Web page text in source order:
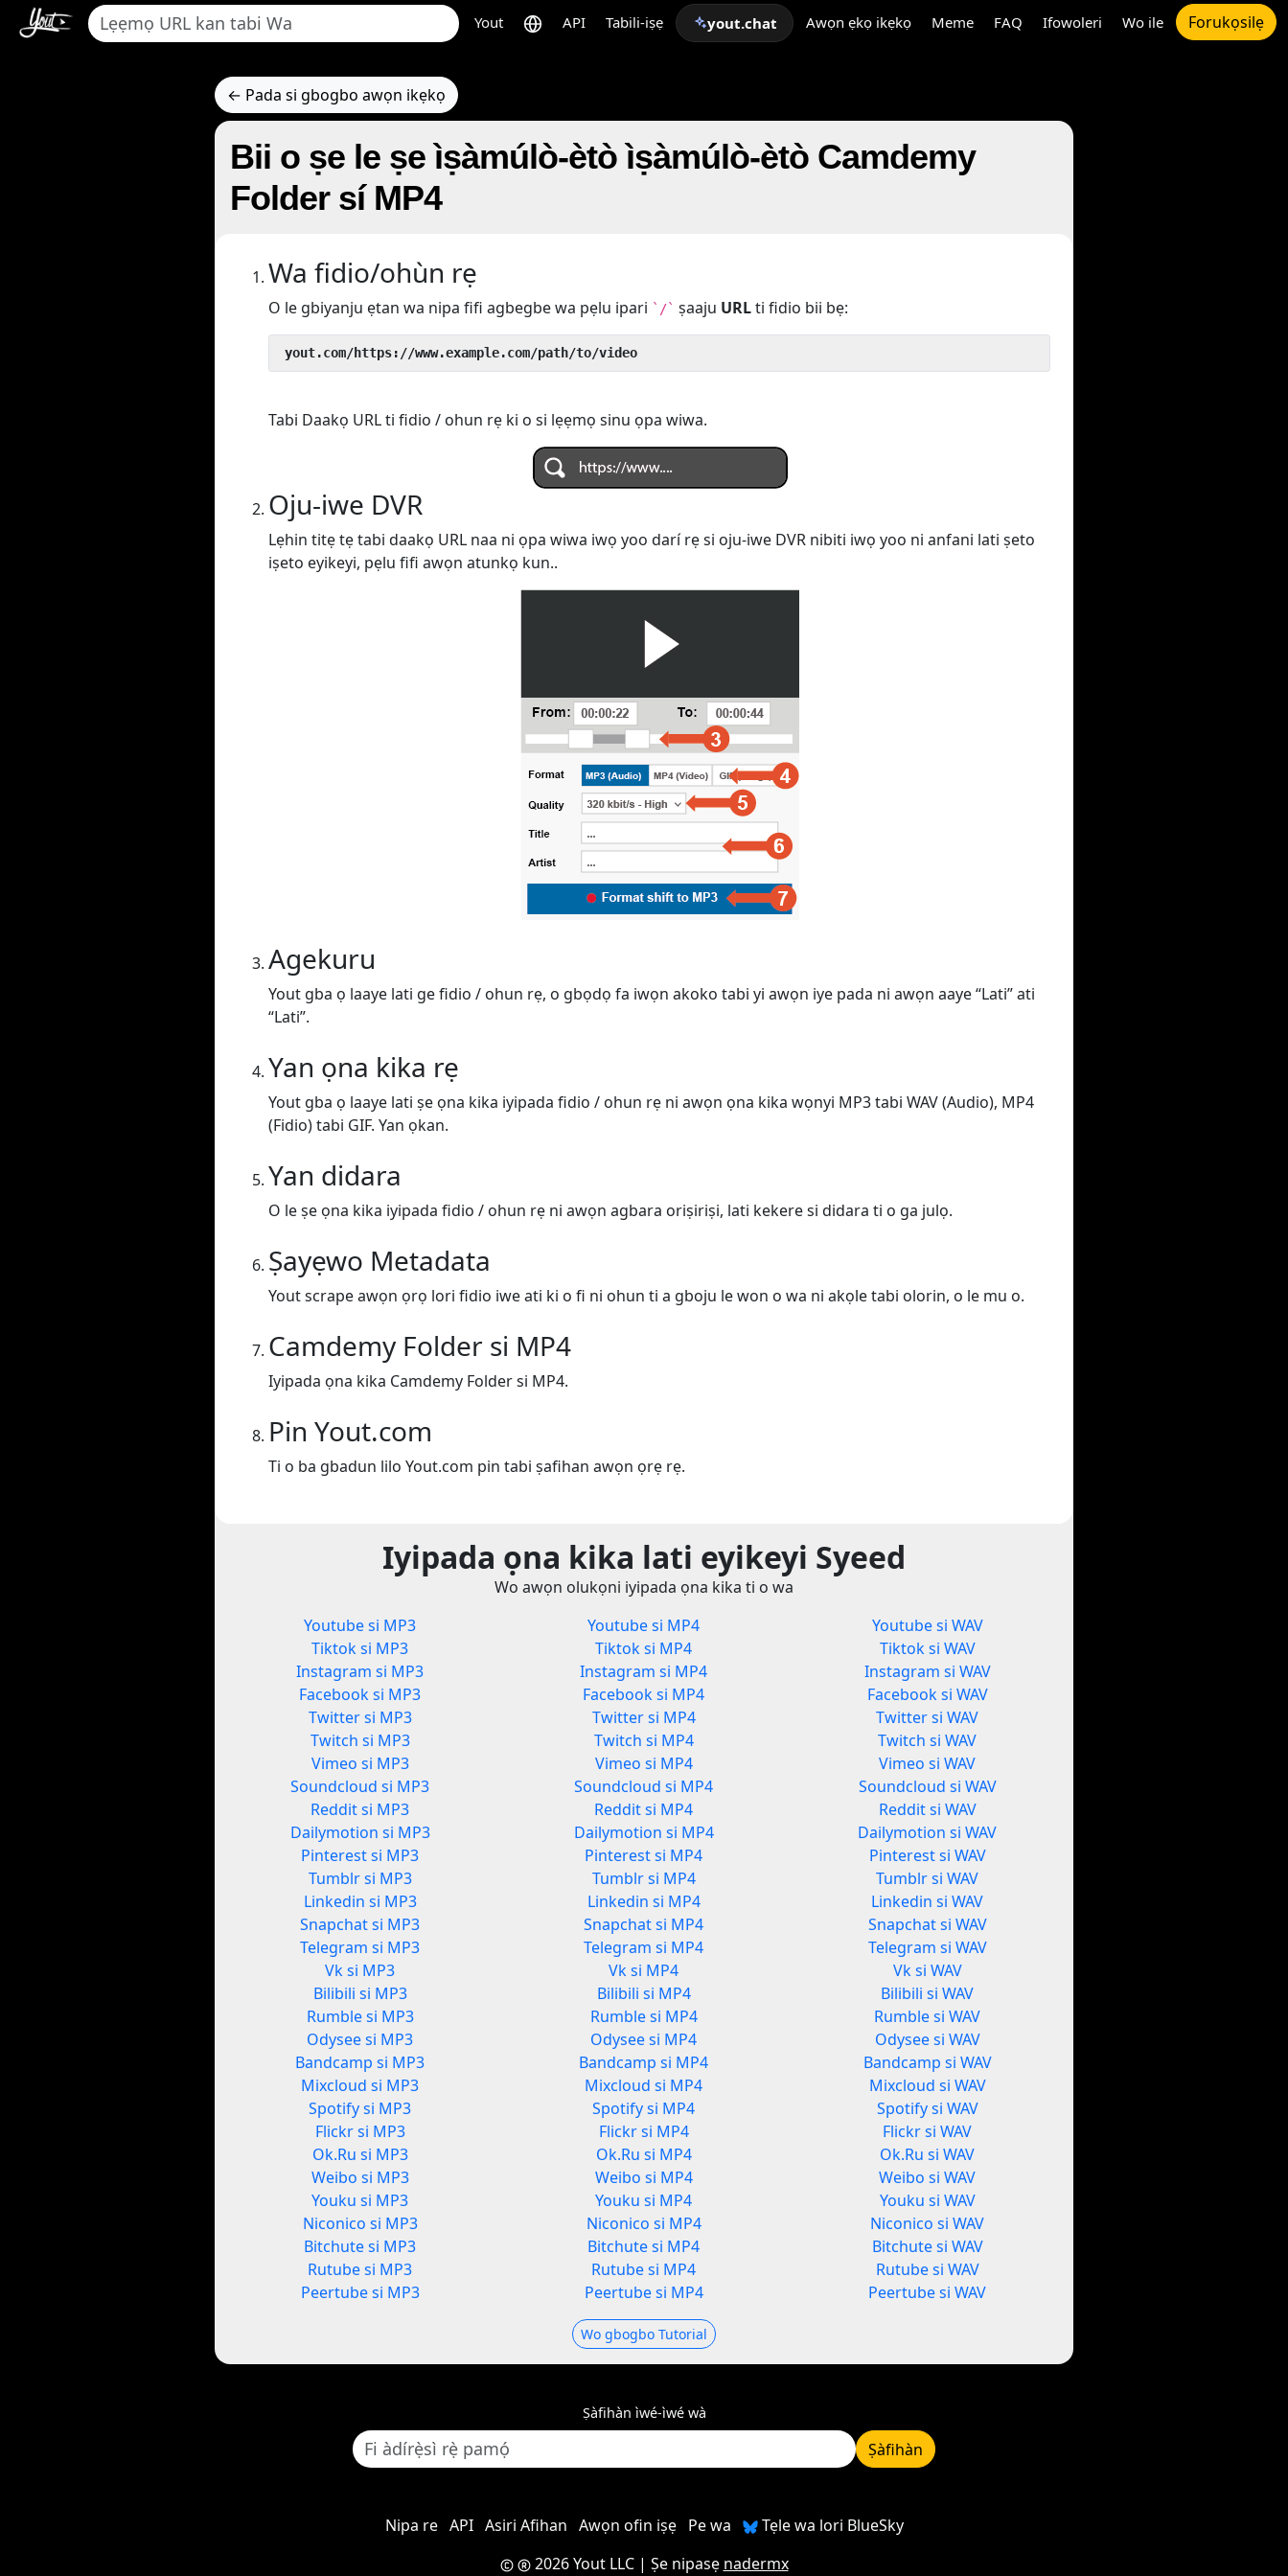
Yout API Tabili-iṣẹ yout.chat Awọn ẹkọ ikẹkọ Meme FAQ Ifowoleri Wo ile Forukọsilẹ
← Pada si gbogbo awọn ikẹkọ
Bii o ṣe le ṣe ìṣàmúlò-ètò ìṣàmúlò-ètò Camdemy
Folder sí MP4
Wa fidio/ohùn rẹ
O le gbiyanju ẹtan wa nipa fifi agbegbe wa pẹlu ipari `/` ṣaaju URLti fidio bii bẹ:
yout.com/https://www.example.com/path/to/video
Tabi Daakọ URL ti fidio / ohun rẹ ki o si lẹẹmọ sinu ọpa wiwa.
Oju-iwe DVR
Lẹhin titẹ tẹ tabi daakọ URL naa ni ọpa wiwa iwọ yoo darí rẹ si oju-iwe DVR nibiti iwọ yoo ni anfani lati ṣeto
iṣeto eyikeyi, pẹlu fifi awọn atunkọ kun..
Agekuru
Yout gba ọ laaye lati ge fidio / ohun rẹ, o gbọdọ fa iwọn akoko tabi yi awọn iye pada ni awọn aaye “Lati” ati
“Lati”.
Yan ọna kika rẹ
Yout gba ọ laaye lati ṣe ọna kika iyipada fidio / ohun rẹ ni awọn ọna kika wọnyi MP3 tabi WAV (Audio), MP4
(Fidio) tabi GIF. Yan ọkan.
Yan didara
O le ṣe ọna kika iyipada fidio / ohun rẹ ni awọn agbara oriṣiriṣi, lati kekere si didara ti o ga julọ.
Ṣayẹwo Metadata
Yout scrape awọn ọrọ lori fidio iwe ati ki o fi ni ohun ti a gboju le won o wa ni akọle tabi olorin, o le mu o.
Camdemy Folder si MP4
Iyipada ọna kika Camdemy Folder si MP4.
Pin Yout.com
Ti o ba gbadun lilo Yout.com pin tabi ṣafihan awọn ọrẹ rẹ.
Iyipada ọna kika lati eyikeyi Syeed
Wo awọn olukọni iyipada ọna kika ti o wa
Youtube si MP3
Tiktok si MP3
Instagram si MP3
Facebook si MP3
Twitter si MP3
Twitch si MP3
Vimeo si MP3
Soundcloud si MP3
Reddit si MP3
Dailymotion si MP3
Pinterest si MP3
Tumblr si MP3
Linkedin si MP3
Snapchat si MP3
Telegram si MP3
Vk si MP3
Bilibili si MP3
Rumble si MP3
Odysee si MP3
Bandcamp si MP3
Mixcloud si MP3
Spotify si MP3
Flickr si MP3
Ok.Ru si MP3
Weibo si MP3
Youku si MP3
Niconico si MP3
Bitchute si MP3
Rutube si MP3
Peertube si MP3
Youtube si MP4
Tiktok si MP4
Instagram si MP4
Facebook si MP4
Twitter si MP4
Twitch si MP4
Vimeo si MP4
Soundcloud si MP4
Reddit si MP4
Dailymotion si MP4
Pinterest si MP4
Tumblr si MP4
Linkedin si MP4
Snapchat si MP4
Telegram si MP4
Vk si MP4
Bilibili si MP4
Rumble si MP4
Odysee si MP4
Bandcamp si MP4
Mixcloud si MP4
Spotify si MP4
Flickr si MP4
Ok.Ru si MP4
Weibo si MP4
Youku si MP4
Niconico si MP4
Bitchute si MP4
Rutube si MP4
Peertube si MP4
Youtube si WAV
Tiktok si WAV
Instagram si WAV
Facebook si WAV
Twitter si WAV
Twitch si WAV
Vimeo si WAV
Soundcloud si WAV
Reddit si WAV
Dailymotion si WAV
Pinterest si WAV
Tumblr si WAV
Linkedin si WAV
Snapchat si WAV
Telegram si WAV
Vk si WAV
Bilibili si WAV
Rumble si WAV
Odysee si WAV
Bandcamp si WAV
Mixcloud si WAV
Spotify si WAV
Flickr si WAV
Ok.Ru si WAV
Weibo si WAV
Youku si WAV
Niconico si WAV
Bitchute si WAV
Rutube si WAV
Peertube si WAV
Wo gbogbo Tutorial
Ṣàfihàn ìwé-ìwé wà
Ṣàfihàn
Nipa re API Asiri Afihan Awọn ofin iṣẹ Pe wa
Tẹle wa lori BlueSky
2026 Yout LLC| Ṣe nipasẹ nadermx